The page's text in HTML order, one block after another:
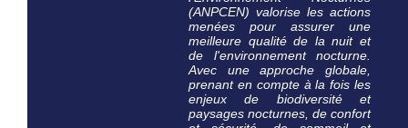
(ANPCEN) valorise les actions
menées pour assurer une
meilleure qualité de la nuit et
de l'environnement nocturne.
Avec une approche globale,
prenant en compte à la fois les
enjeux de biodiversité et
paysages nocturnes, de confort